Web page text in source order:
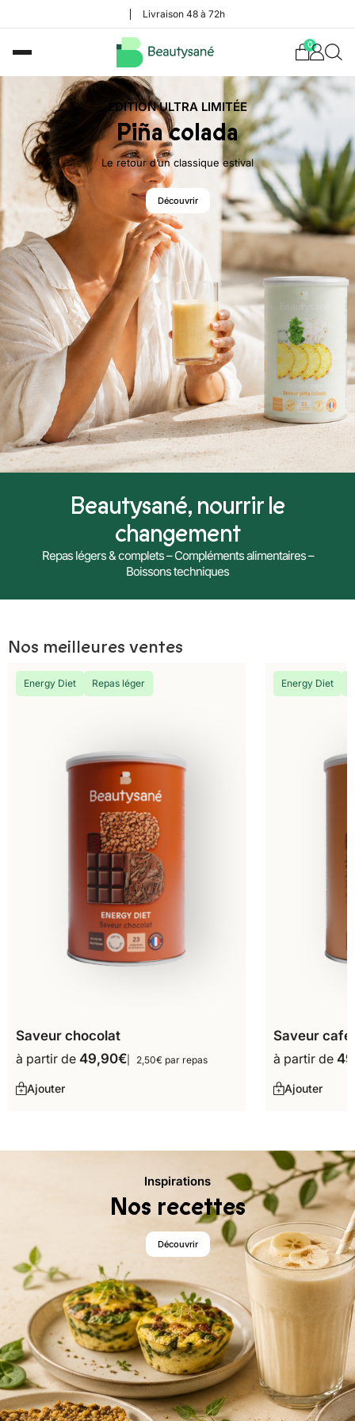
Livraison 48 à 72h
0
ÉDITION ULTRA LIMITÉE
Piña colada
Le retour d’un classique estival
Découvrir
Beautysané, nourrir le
changement
Repas légers & complets – Compléments alimentaires –
Boissons techniques
Nos meilleures ventes
Energy Diet Repas léger
Saveur chocolat
à partir de 49,90€ 2,50€ par repas
Ajouter
Energy Diet
Saveur café
à partir de
Ajouter
Inspirations
Nos recettes
Découvrir